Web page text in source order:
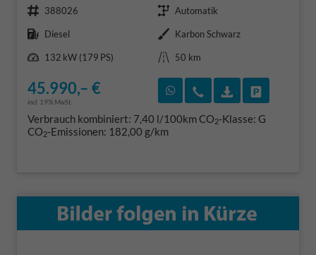
Fahrzeugnr. 388026 Getriebe Automatik
Kraftstoff Diesel Außenfarbe Karbon Schwarz
Leistung
132 kW (179 PS) Kilometerstand 50 km
45.990,– €
incl. 19% MwSt.
Rückruf vereinbaren
Wir rufen Sie an
Verbrauch kombiniert: 7,40 l/100kmCO2-Klasse: G
CO2-Emissionen: 182,00 g/km